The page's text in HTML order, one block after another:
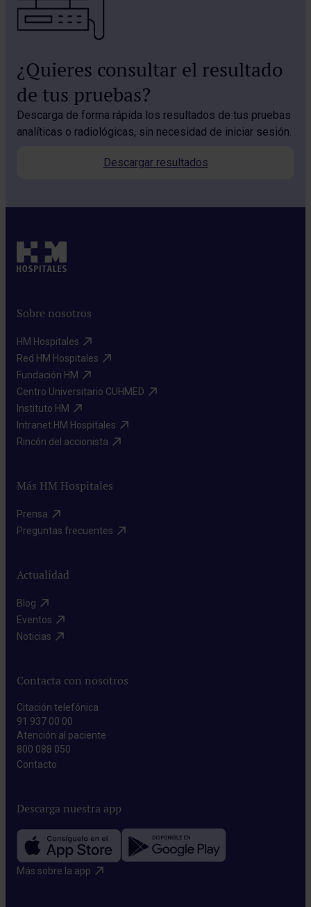
¿Quieres consultar el resultado
de tus pruebas?
Descarga de forma rápida los resultados de tus pruebas
analíticas o radiológicas, sin necesidad de iniciar sesión.
Descargar resultados
Sobre nosotros
HM Hospitales​
Red HM Hospitales​
Fundación HM​
Centro Universitario CUHMED​
Instituto HM​
Intranet HM Hospitales​
Rincón del accionista​
Más HM Hospitales
Prensa​
Preguntas frecuentes​
Actualidad
Blog​
Eventos​
Noticias​
Contacta con nosotros
Citación telefónica
91 937 00 00
Atención al paciente
800 088 050
Contacto​
Descarga nuestra app
Más sobre la app​